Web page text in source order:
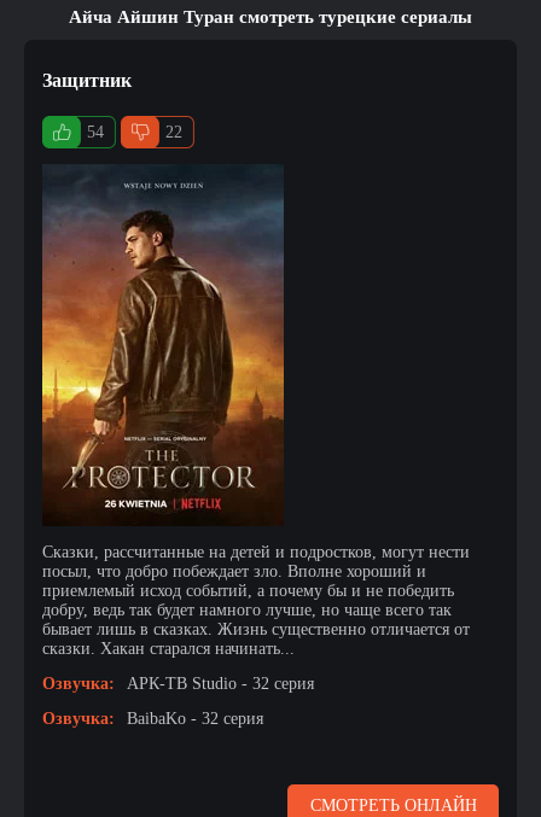
Айча Айшин Туран смотреть турецкие сериалы
Защитник
54 22
Сказки, рассчитанные на детей и подростков, могут нести
посыл, что добро побеждает зло. Вполне хороший и
приемлемый исход событий, а почему бы и не победить
добру, ведь так будет намного лучше, но чаще всего так
бывает лишь в сказках. Жизнь существенно отличается от
сказки. Хакан старался начинать...
Озвучка:
АРК-ТВ Studio - 32 серия
Озвучка:
BaibaKo - 32 серия
СМОТРЕТЬ ОНЛАЙН